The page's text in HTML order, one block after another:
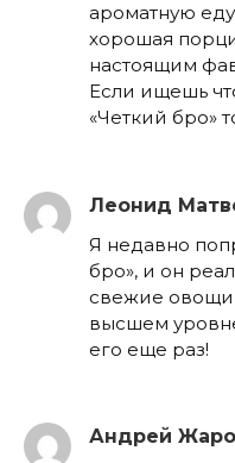
ароматную
хорошая
настоящим
Если ищешь
«Четкий бро»
Леонид
Я недавно
бро», и он
свежие овощи
высшем
его еще раз!
Андрей